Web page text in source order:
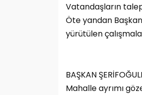
Vatandaşların
Öte yandan
yürütülen
BAŞKAN
Mahalle ayrımı